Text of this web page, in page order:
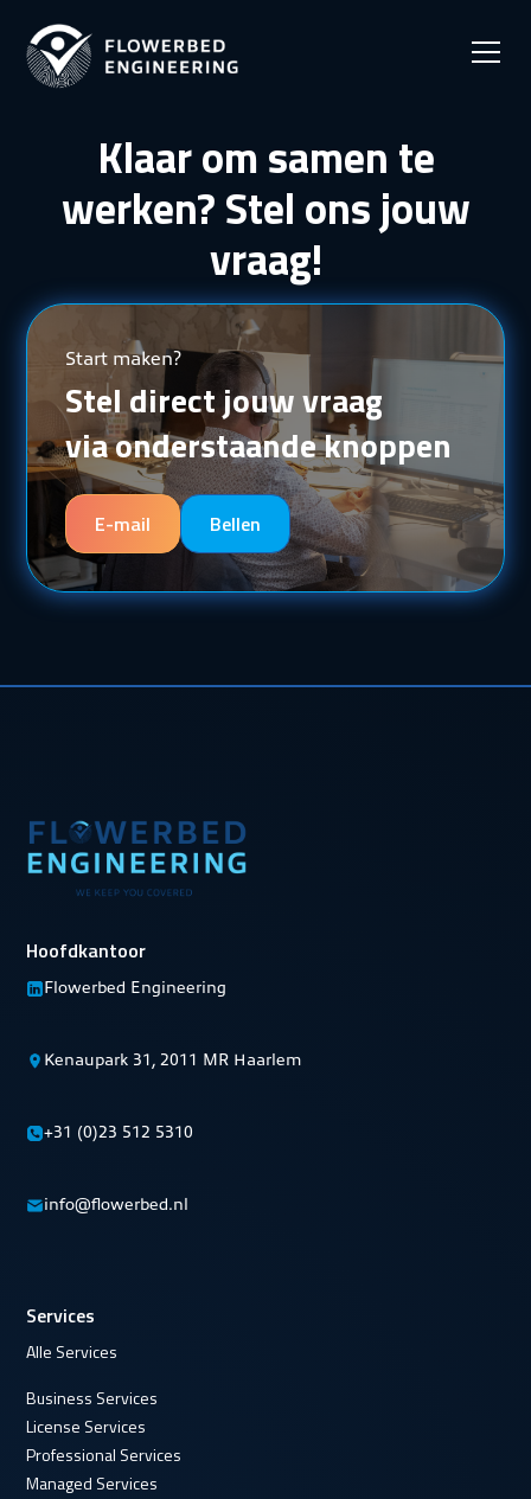
Klaar om samen te
werken? Stel ons jouw
vraag!
Start maken?
Stel direct jouw vraag
via onderstaande knoppen
E-mail Bellen
Hoofdkantoor
Flowerbed Engineering
Kenaupark 31, 2011 MR Haarlem
+31 (0)23 512 5310
info@flowerbed.nl
Services
Alle Services
Business Services
License Services
Professional Services
Managed Services